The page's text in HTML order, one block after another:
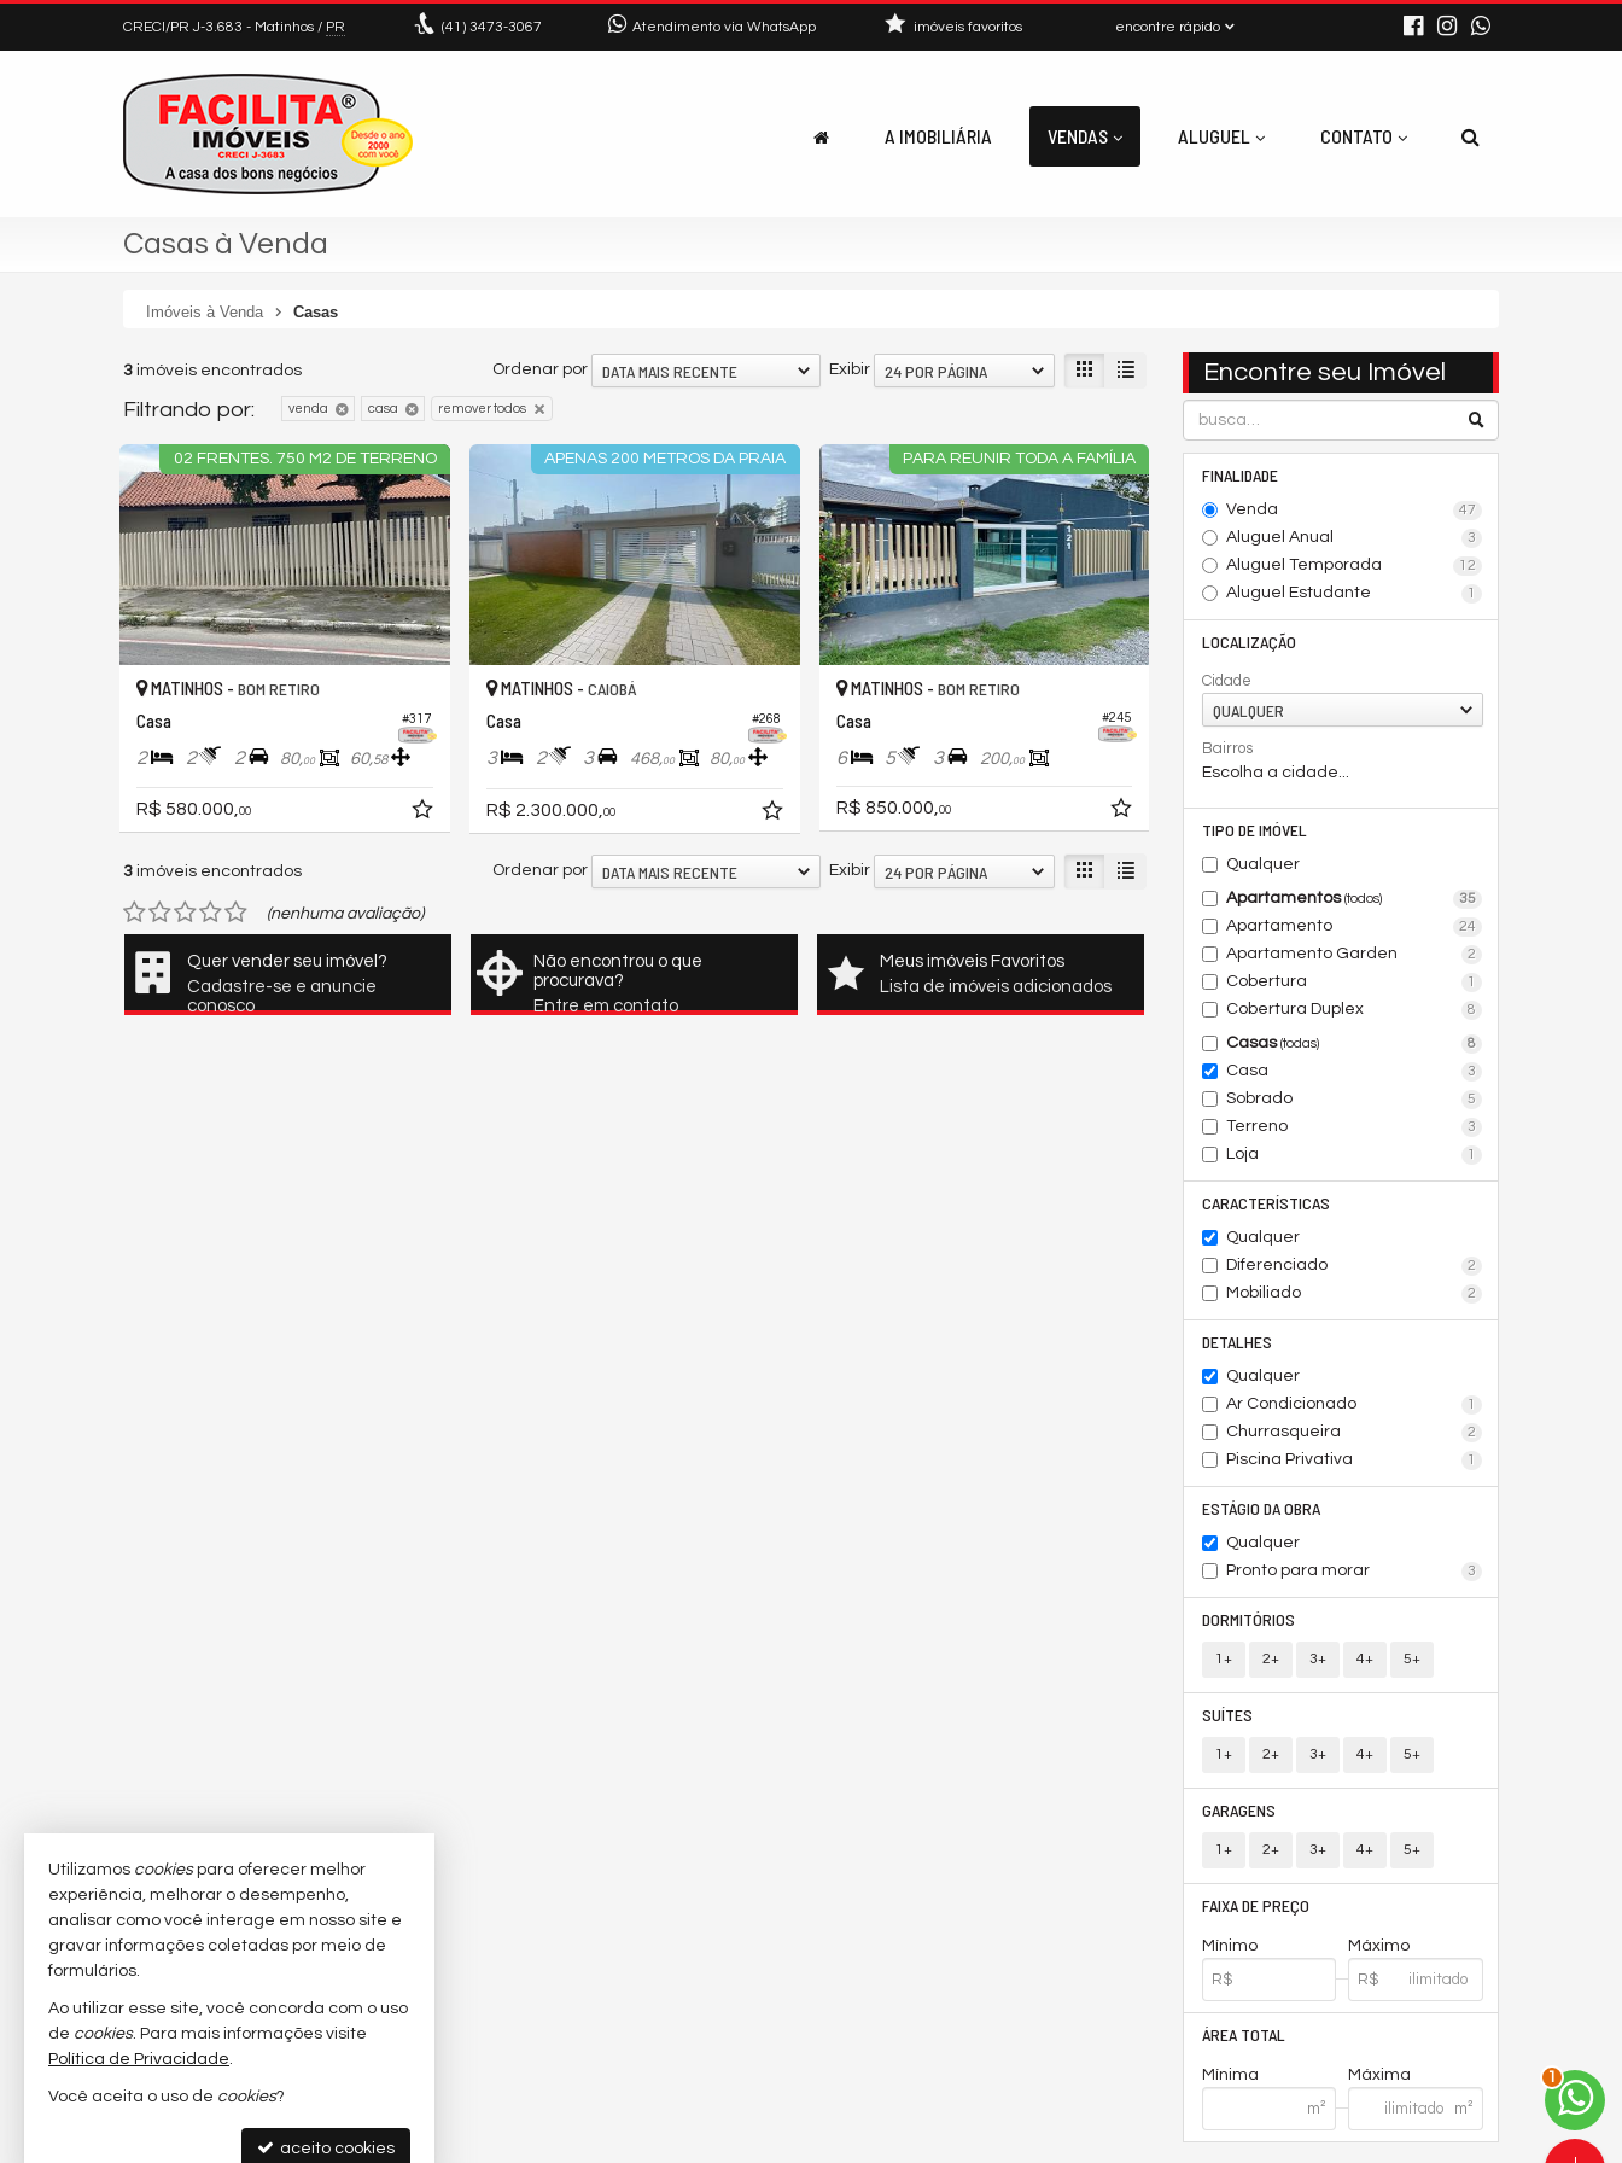
CRECI/PR J-3.683 - Matinhos / PR (41) 3473-3067 Atendimento via WhatsApp encontre rápido
imóveis favoritos
A IMOBILIÁRIA VENDAS ALUGUEL CONTATO
Casas à Venda
Imóveis à Venda Casas
Encontre seu Imóvel
FINALIDADE
Venda 47
Aluguel Anual 3
Aluguel Temporada 12
Aluguel Estudante 1
LOCALIZAÇÃO
Cidade
QUALQUER
Bairros
Escolha a cidade...
TIPO DE IMÓVEL
Qualquer
Apartamentos(todos) 35
Apartamento 24
Apartamento Garden 2
Cobertura 1
Cobertura Duplex 8
Casas(todas) 8
Casa 3
Sobrado 5
Terreno 3
Loja 1
CARACTERÍSTICAS
Qualquer
Diferenciado
2
Mobiliado 2
DETALHES
Qualquer
Ar Condicionado
1
Churrasqueira 2
Piscina Privativa 1
ESTÁGIO DA OBRA
Qualquer
Pronto para morar
3
DORMITÓRIOS
1+ 2+ 3+ 4+ 5+
SUÍTES
1+ 2+ 3+ 4+ 5+
GARAGENS
1+ 2+ 3+ 4+ 5+
FAIXA DE PREÇO
Mínimo Máximo
ÁREA TOTAL
Mínima Máxima
3 imóveis encontrados Exibir 24 POR PÁGINA
Ordenar por DATA MAIS RECENTE
Filtrando por: venda casa remover todos
02 FRENTES. 750 M2 DE TERRENO
#317
MATINHOS - BOM RETIRO
Casa
2 2 2 80,00 60,58
R$ 580.000, 00
APENAS 200 METROS DA PRAIA
#268
MATINHOS - CAIOBÁ
Casa
3 2 3 468,00 80,00
R$ 2.300.000, 00
PARA REUNIR TODA A FAMÍLIA
#245
MATINHOS - BOM RETIRO
Casa
6 5 3 200,00
R$ 850.000, 00
3 imóveis encontrados Exibir 24 POR PÁGINA
Ordenar por DATA MAIS RECENTE
(nenhuma avaliação)
Quer vender seu imóvel?
Cadastre-se e anuncie
conosco
Não encontrou o que
procurava?
Entre em contato
Meus imóveis Favoritos
Lista de imóveis adicionados
2
Utilizamos cookiespara oferecer melhor
experiência, melhorar o desempenho,
analisar como você interage em nosso site e
gravar informações coletadas por meio de
formulários.
Ao utilizar esse site, você concorda com o uso
de cookies. Para mais informações visite
Política de Privacidade.
Você aceita o uso de cookies?
aceito cookies